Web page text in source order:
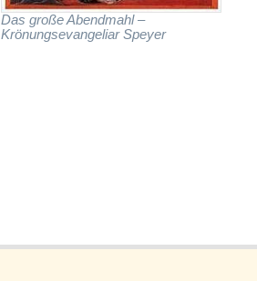
Das große Abendmahl –
Krönungsevangeliar Speyer